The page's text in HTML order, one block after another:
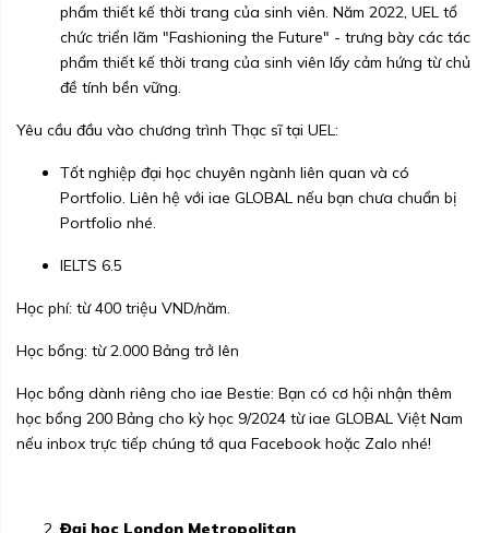
phẩm thiết kế thời trang của sinh viên. Năm 2022, UEL tổ
chức triển lãm "Fashioning the Future" - trưng bày các tác
phẩm thiết kế thời trang của sinh viên lấy cảm hứng từ chủ
đề tính bền vững.
Yêu cầu đầu vào chương trình Thạc sĩ tại UEL:
Tốt nghiệp đại học chuyên ngành liên quan và có
Portfolio. Liên hệ với iae GLOBAL nếu bạn chưa chuẩn bị
Portfolio nhé.
IELTS 6.5
Học phí: từ 400 triệu VND/năm.
Học bổng: từ 2.000 Bảng trở lên
Học bổng dành riêng cho iae Bestie: Bạn có cơ hội nhận thêm
học bổng 200 Bảng cho kỳ học 9/2024 từ iae GLOBAL Việt Nam
nếu inbox trực tiếp chúng tớ qua Facebook hoặc Zalo nhé!
Đại học London Metropolitan